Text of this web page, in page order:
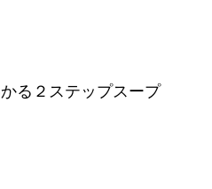
る２ステップスープ